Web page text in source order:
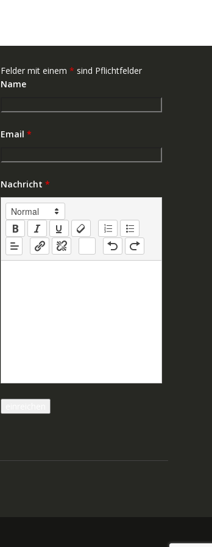
Felder mit einem * sind Pflichtfelder
Name
Email *
Nachricht *